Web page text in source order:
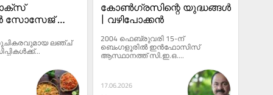
സോസേജ്
ലഞ്ച്
കോൺഗ്രസിന്റെ യുദ്ധങ്ങൾ
| വഴിപോക്കൻ
2004 ഫെബ്രുവരി 15-ന്
ബെംഗളൂരിൽ ഇൻഫോസിസ്
ആസ്ഥാനത്ത് സി.ഇ.ഒ....
17.06.2026